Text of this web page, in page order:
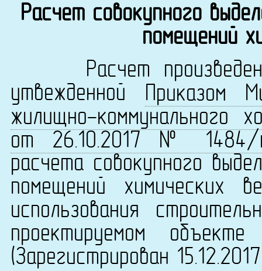
Расчет совокупного
помещений
Расчет произведен
утвежденной Приказом
жилищно-коммунального
от 26.10.2017 № 1484/
расчета совокупного
помещений химических
использования
проектируемом объекте
(Зарегистрирован